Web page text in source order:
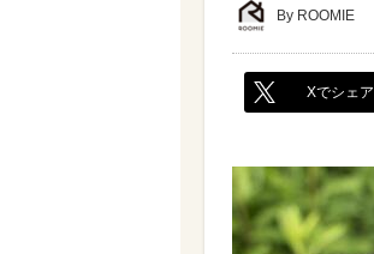
By ROOMIE
Xでシェア